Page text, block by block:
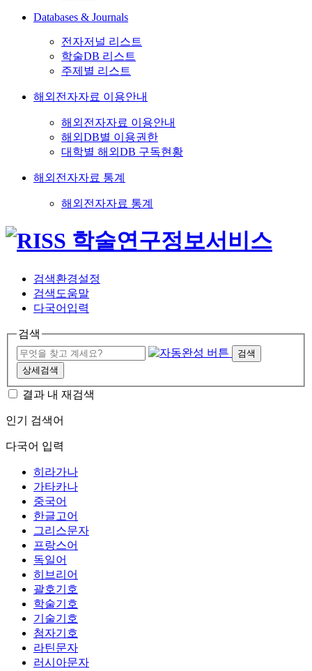
Databases & Journals
전자저널 리스트
학술DB 리스트
주제별 리스트
해외전자자료 이용안내
해외전자자료 이용안내
해외DB별 이용권한
대학별 해외DB 구독현황
해외전자자료 통계
해외전자자료 통계
검색환경설정
검색도움말
다국어입력
검색
검색
상세검색
결과 내 재검색
인기 검색어
다국어 입력
히라가나
가타카나
중국어
한글고어
그리스문자
프랑스어
독일어
히브리어
괄호기호
학술기호
기술기호
첨자기호
라틴문자
러시아문자